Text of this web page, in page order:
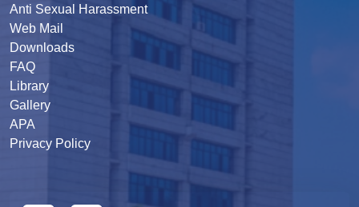
Anti Sexual Harassment
Web Mail
Downloads
FAQ
Library
Gallery
APA
Privacy Policy